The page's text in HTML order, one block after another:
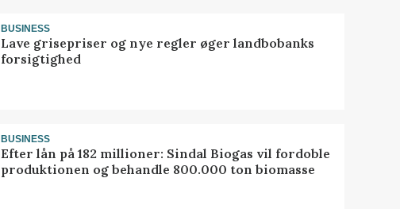
BUSINESS
Lave grisepriser og nye regler øger landbobanks
forsigtighed
BUSINESS
Efter lån på 182 millioner: Sindal Biogas vil fordoble
produktionen og behandle 800.000 ton biomasse